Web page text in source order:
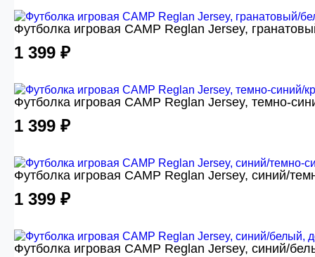
Футболка игровая CAMP Reglan Jersey,
1 399 ₽
Футболка игровая CAMP Reglan Jersey, темно-
1 399 ₽
Футболка игровая CAMP Reglan Jersey, синий/
1 399 ₽
Футболка игровая CAMP Reglan Jersey, синий/